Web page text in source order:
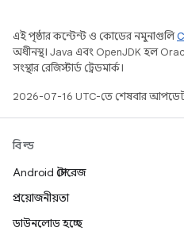
এই পৃষ্ঠার কন্টেন্ট ও কোডের নমুনাগুলি
অধীনস্থ। Java এবং OpenJDK হল
সংস্থার রেজিস্টার্ড ট্রেডমার্ক।
2026-07-16 UTC-তে শেষবার আপডেট
বিল্ড
Android স্টোরেজ
প্রয়োজনীয়তা
ডাউনলোড হচ্ছে